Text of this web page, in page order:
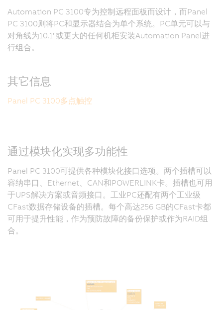
Automation PC 3100专为控制远程面板而设计，而Panel
PC 3100则将PC和显示器结合为单个系统。PC单元可以与
对角线为10.1"或更大的任何机柜安装Automation Panel进
行组合。
其它信息
Panel PC 3100多点触控
通过模块化实现多功能性
Panel PC 3100可提供各种模块化接口选项。两个插槽可以
容纳串口、Ethernet、CAN和POWERLINK卡。插槽也可用
于UPS解决方案或音频接口。工业PC还配有两个工业级
CFast数据存储设备的插槽。每个高达256 GB的CFast卡都
可用于提升性能，作为预防故障的备份保护或作为RAID组
合。